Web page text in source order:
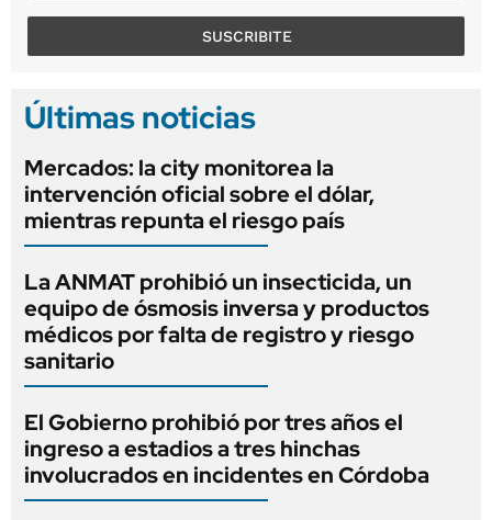
SUSCRIBITE
Últimas noticias
Mercados: la city monitorea la
intervención oficial sobre el dólar,
mientras repunta el riesgo país
La ANMAT prohibió un insecticida, un
equipo de ósmosis inversa y productos
médicos por falta de registro y riesgo
sanitario
El Gobierno prohibió por tres años el
ingreso a estadios a tres hinchas
involucrados en incidentes en Córdoba